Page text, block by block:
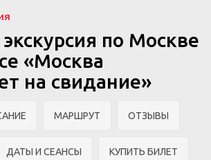
по Москве
«Москва
на свидание»
МАРШРУТ ОТЗЫВЫ
ДАТЫ И СЕАНСЫ КУПИТЬ БИЛЕТ